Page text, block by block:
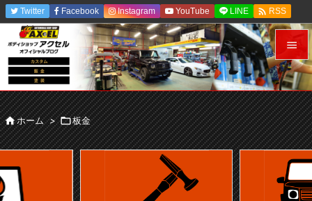


メニュ

前へ

次へ

検索
Twitter Facebook Instagram YouTube LINE  RSS
Feedly
ホーム > 板金